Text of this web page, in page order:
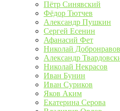
Пётр Синявский
Фёдор Тютчев
Александр Пушкин
Сергей Есенин
Афанасий Фет
Николай Добронравов
Александр
Николай Некрасов
Иван Бунин
Иван Суриков
Яков Аким
Екатерина Серова